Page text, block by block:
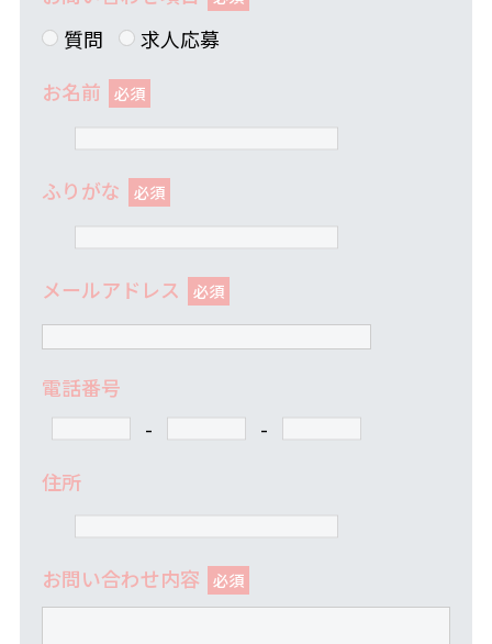
質問
求人応募
お名前
ふりがな
メールアドレス
電話番号
-
-
住所
お問い合わせ内容